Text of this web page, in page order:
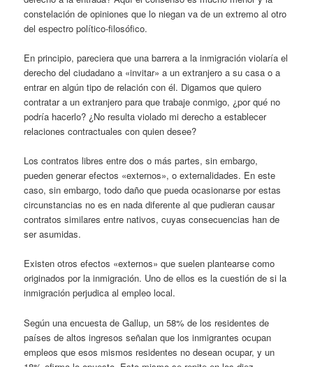
constelación de opiniones que lo niegan va de un extremo al otro
del espectro político-filosófico.
En principio, pareciera que una barrera a la inmigración violaría el
derecho del ciudadano a «invitar» a un extranjero a su casa o a
entrar en algún tipo de relación con él. Digamos que quiero
contratar a un extranjero para que trabaje conmigo, ¿por qué no
podría hacerlo? ¿No resulta violado mi derecho a establecer
relaciones contractuales con quien desee?
Los contratos libres entre dos o más partes, sin embargo,
pueden generar efectos «externos», o externalidades. En este
caso, sin embargo, todo daño que pueda ocasionarse por estas
circunstancias no es en nada diferente al que pudieran causar
contratos similares entre nativos, cuyas consecuencias han de
ser asumidas.
Existen otros efectos «externos» que suelen plantearse como
originados por la inmigración. Uno de ellos es la cuestión de si la
inmigración perjudica al empleo local.
Según una encuesta de Gallup, un 58% de los residentes de
países de altos ingresos señalan que los inmigrantes ocupan
empleos que esos mismos residentes no desean ocupar, y un